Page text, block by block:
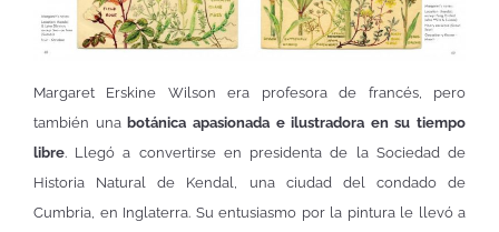
Margaret Erskine Wilson era profesora de francés, pero
también unabotánica apasionada e ilustradora en su tiempo
libre. Llegó a convertirse en presidenta de la Sociedad de
Historia Natural de Kendal, una ciudad del condado de
Cumbria, en Inglaterra. Su entusiasmo por la pintura le llevó a